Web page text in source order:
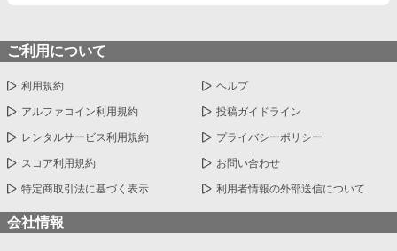
ご利用について
利用規約 ヘルプ
アルファコイン利用規約 投稿ガイドライン
レンタルサービス利用規約 プライバシーポリシー
スコア利用規約 お問い合わせ
特定商取引法に基づく表示 利用者情報の外部送信について
会社情報